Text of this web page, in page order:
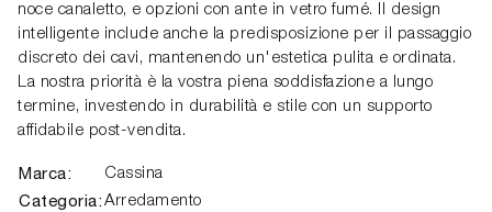
noce canaletto, e opzioni con ante in vetro fumé. Il design
intelligente include anche la predisposizione per il passaggio
discreto dei cavi, mantenendo un'estetica pulita e ordinata.
La nostra priorità è la vostra piena soddisfazione a lungo
termine, investendo in durabilità e stile con un supporto
affidabile post-vendita.
Marca: Cassina
Categoria: Arredamento